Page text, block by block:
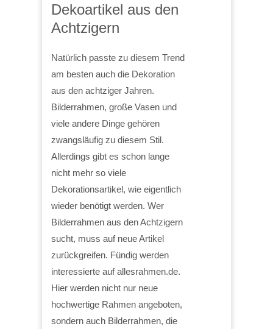
Dekoartikel aus den
Achtzigern
Natürlich passte zu diesem Trend
am besten auch die Dekoration
aus den achtziger Jahren.
Bilderrahmen, große Vasen und
viele andere Dinge gehören
zwangsläufig zu diesem Stil.
Allerdings gibt es schon lange
nicht mehr so viele
Dekorationsartikel, wie eigentlich
wieder benötigt werden. Wer
Bilderrahmen aus den Achtzigern
sucht, muss auf neue Artikel
zurückgreifen. Fündig werden
interessierte auf allesrahmen.de.
Hier werden nicht nur neue
hochwertige Rahmen angeboten,
sondern auch Bilderrahmen, die